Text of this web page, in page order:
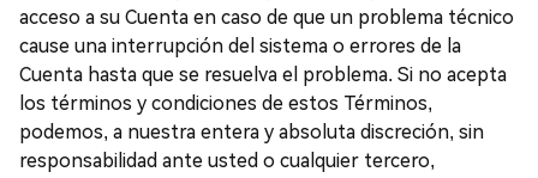
acceso a su Cuenta en caso de que un problema técnico
cause una interrupción del sistema o errores de la
Cuenta hasta que se resuelva el problema. Si no acepta
los términos y condiciones de estos Términos,
podemos, a nuestra entera y absoluta discreción, sin
responsabilidad ante usted o cualquier tercero,